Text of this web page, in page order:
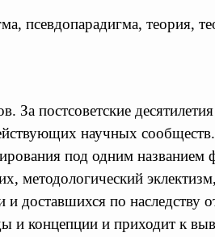
псевдопарадигма, теория,
За постсоветские
научных
под одним
методологический
доставшихся по наследству
и концепции и приходит к